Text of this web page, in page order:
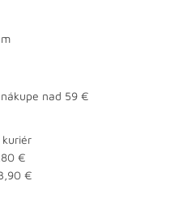
nad 59 €
kuriér
€
€